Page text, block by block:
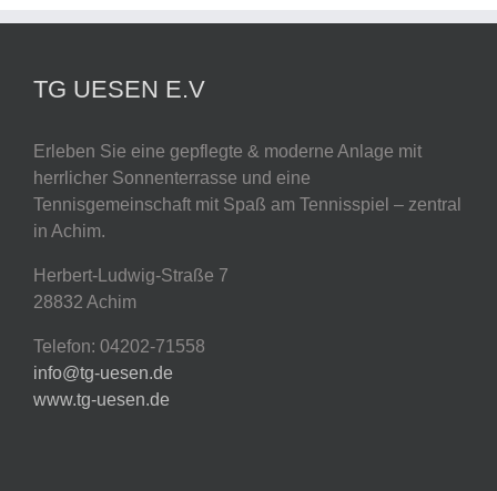
TG UESEN E.V
Erleben Sie eine gepflegte & moderne Anlage mit
herrlicher Sonnenterrasse und eine
Tennisgemeinschaft mit Spaß am Tennisspiel – zentral
in Achim.
Herbert-Ludwig-Straße 7
28832 Achim
Telefon: 04202-71558
info@tg-uesen.de
www.tg-uesen.de